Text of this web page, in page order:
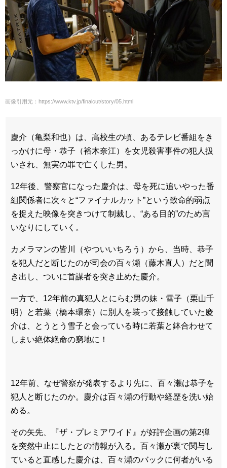
画像引用元：https://www.ktv.jp/finalcut/story/05.html
慶介（亀梨和也）は、高校生の頃、あるテレビ番組をき
っかけに母・恭子（裕木奈江）を女児殺害事件の犯人扱
いされ、無実の罪で亡くした男。
12年後、警察官になった慶介は、母を死に追いやった番
組関係者に次々と“ファイナルカット”という致命的弱点
を捉えた映像を突きつけて制裁し、“ある目的”のため言
いなりにしていく。
カメラマンの皆川（やついいちろう ）から、当時、恭子
を犯人だと断じたのが司会の百々瀬（藤木直人 ）だと聞
き出し、ついに首謀者を突き止めた慶介。
一方で、12年前の真犯人とにらむ男の妹・雪子（栗山千
明 ）と若葉（橋本環奈）に別人を装って接触していた慶
介は、とうとう雪子と会っている時に若葉と鉢合わせて
しまい絶体絶命の窮地に！
12年前、なぜ警察が発表するより先に、百々瀬は恭子を
犯人と断じたのか。慶介は百々瀬の行動や経歴を洗い始
める。
その矢先、『ザ・プレミアワイド』が好評企画の第2弾
を突然中止にしたとの情報が入る。百々瀬が裏で関与し
ていると直感した慶介は、百々瀬のバックに何者がいる